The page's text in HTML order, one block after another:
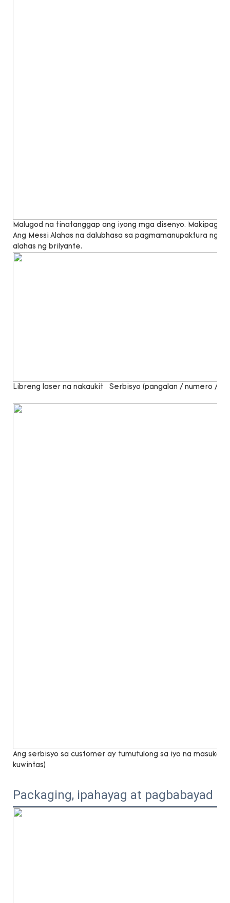
Malugod na tinatanggap ang iyong mga disenyo. Makipag -
Ang Messi Alahas na dalubhasa sa pagmamanupaktura ng
alahas ng brilyante.
Libreng laser na nakaukit Serbisyo (pangalan / numero /
Ang serbisyo sa customer ay tumutulong sa iyo na masukat
kuwintas)
Packaging, ipahayag at pagbabayad